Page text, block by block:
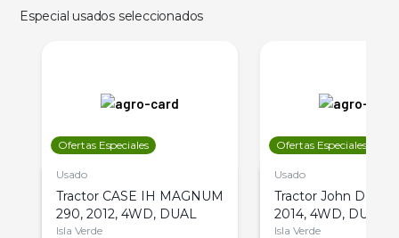
Especial usados seleccionados
Ofertas Especiales
Usado
Tractor CASE IH MAGNUM
290, 2012, 4WD, DUAL
Isla Verde
Ofertas Especiales
Usado
Tractor John Deere
2014, 4WD, DUAL
Isla Verde